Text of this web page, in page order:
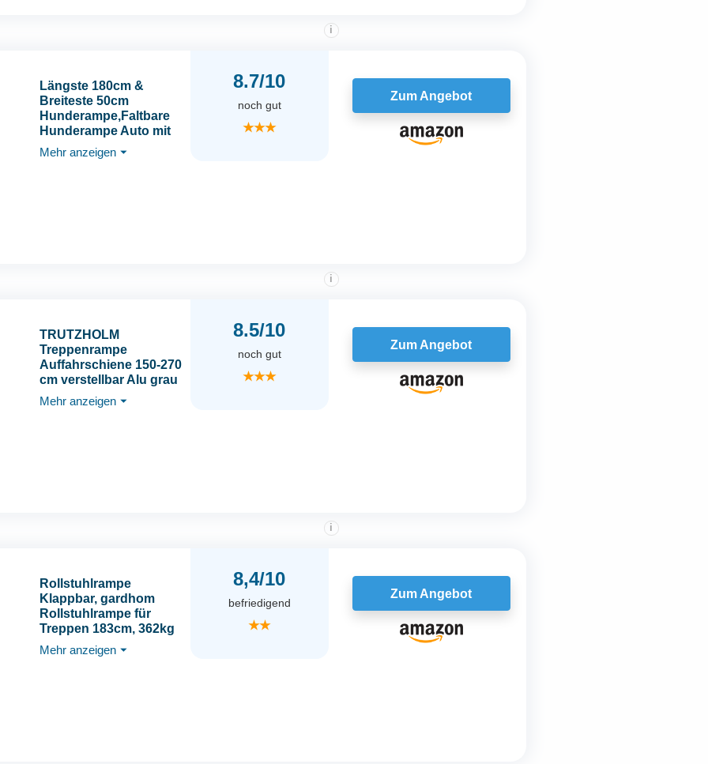
Längste 180cm &
Breiteste 50cm
Hunderampe,Faltbare
Hunderampe Auto mit
Rutschfester Teppich,
Klappbar für Outdoor
Mehr anzeigen ⏷
8.7/10
i
noch gut
★★★
Zum Angebot
TRUTZHOLM
Treppenrampe
Auffahrschiene 150-270
cm verstellbar Alu grau
Rampe für E-Bike
Fahrrad
Mehr anzeigen ⏷
8.5/10
i
noch gut
★★★
Zum Angebot
Rollstuhlrampe
Klappbar, gardhom
Rollstuhlrampe für
Treppen 183cm, 362kg
LadekapazitäT Anti-
Rutsch, Extrabreit
Mehr anzeigen ⏷
8,4/10
i
befriedigend
★★
Zum Angebot